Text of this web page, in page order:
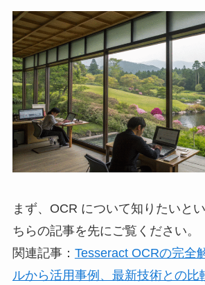
まず、OCR について知りたいと
ちらの記事を先にご覧ください。
関連記事： Tesseract OCRの完全
ルから活用事例、最新技術との比